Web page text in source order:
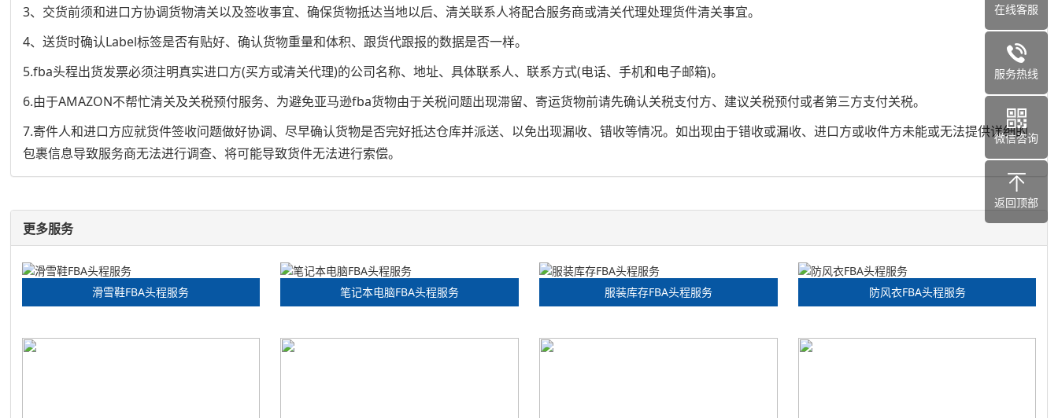
3、交货前须和进口方协调货物清关以及签收事宜、确保货物抵达当地以后、清关联系人将配合服务商或清关代理处理货件清关事宜。
4、送货时确认Label标签是否有贴好、确认货物重量和体积、跟货代跟报的数据是否一样。
5.fba头程出货发票必须注明真实进口方(买方或清关代理)的公司名称、地址、具体联系人、联系方式(电话、手机和电子邮箱)。
6.由于AMAZON不帮忙清关及关税预付服务、为避免亚马逊fba货物由于关税问题出现滞留、寄运货物前请先确认关税支付方、建议关税预付或者第三方支付关税。
7.寄件人和进口方应就货件签收问题做好协调、尽早确认货物是否完好抵达仓库并派送、以免出现漏收、错收等情况。如出现由于错收或漏收、进口方或收件方未能或无法提供详细的
包裹信息导致服务商无法进行调查、将可能导致货件无法进行索偿。
更多服务
滑雪鞋FBA头程服务 笔记本电脑FBA头程服务 服装库存FBA头程服务 防风衣FBA头程服务
在线客服
服务热线
微信咨询
返回顶部